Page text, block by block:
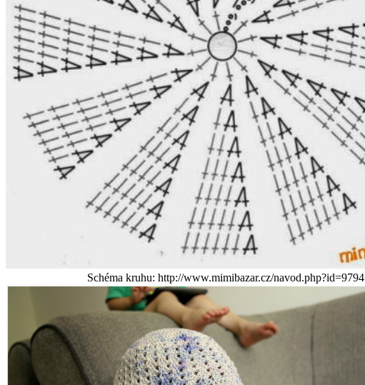
Schéma kruhu: http://www.mimibazar.cz/navod.php?id=9794